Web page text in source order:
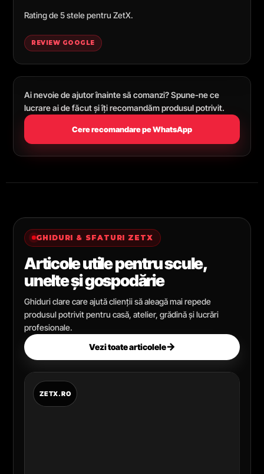
Rating de 5 stele pentru ZetX.
REVIEW GOOGLE
Ai nevoie de ajutor înainte să comanzi? Spune-ne ce
lucrare ai de făcut și îți recomandăm produsul potrivit.
Cere recomandare pe WhatsApp
GHIDURI & SFATURI ZETX
Articole utile pentru scule,
unelte și gospodărie
Ghiduri clare care ajută clienții să aleagă mai repede
produsul potrivit pentru casă, atelier, grădină și lucrări
profesionale.
Vezi toate articolele→